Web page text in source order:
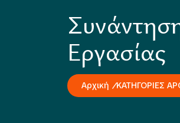
Εργασίας
Αρχική ΚΑΤΗΓΟΡΙΕΣ